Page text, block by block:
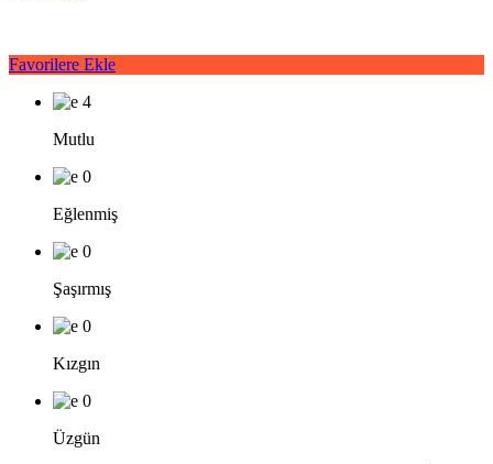
Favorilere Ekle
4
Mutlu
0
Eğlenmiş
0
Şaşırmış
0
Kızgın
0
Üzgün